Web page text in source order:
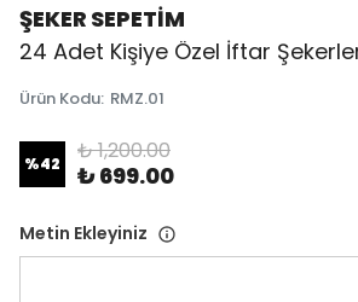
ŞEKER SEPETİM
24 Adet Kişiye Özel İftar
Ürün Kodu: RMZ.01
%42 ₺ 1,200.00
₺ 699.00
Metin Ekleyiniz